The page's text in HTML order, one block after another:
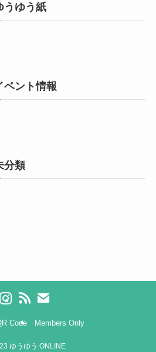
ゆう紙
ント情報
分類
Code Members Only
ゆうゆう ONLINE